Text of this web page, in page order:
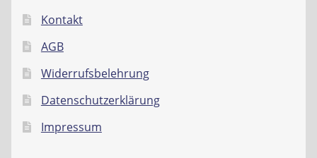
Kontakt
AGB
Widerrufsbelehrung
Datenschutzerklärung
Impressum